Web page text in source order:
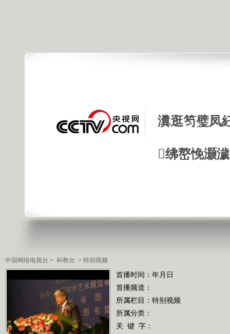
瀵逛笉璧凤
绋嶅悗灏
中国网络电视台 > 科教台 > 特别视频
首播时间：年月日
首播频道：
所属栏目： 特别视频
所属分类：
关 键 字：